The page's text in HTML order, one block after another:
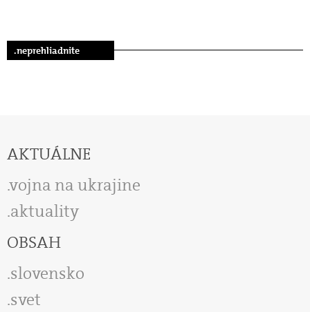
.neprehliadnite
AKTUÁLNE
vojna na ukrajine
aktuality
OBSAH
slovensko
svet